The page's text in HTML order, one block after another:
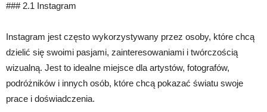
### 2.1 Instagram
Instagram jest często wykorzystywany przez osoby, które chcą
dzielić się swoimi pasjami, zainteresowaniami i twórczością
wizualną. Jest to idealne miejsce dla artystów, fotografów,
podróżników i innych osób, które chcą pokazać światu swoje
prace i doświadczenia.